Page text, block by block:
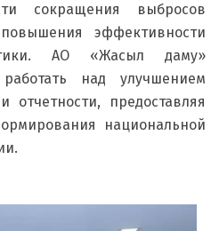
сокращения выбросов
эффективности
АО «Жасыл даму»
над улучшением
отчетности, предоставляя
национальной